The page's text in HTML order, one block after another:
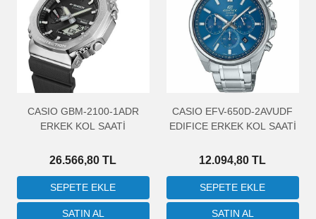
CASIO GBM-2100-1ADR
ERKEK KOL SAATİ
26.566,80 TL
CASIO EFV-650D-2AVUDF
EDIFICE ERKEK KOL SAATİ
12.094,80 TL